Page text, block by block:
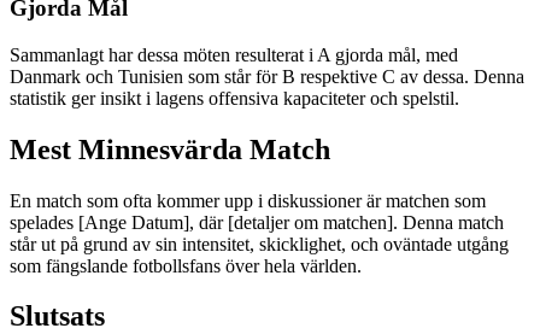
Gjorda Mål
Sammanlagt har dessa möten resulterat i A gjorda mål, med
Danmark och Tunisien som står för B respektive C av dessa. Denna
statistik ger insikt i lagens offensiva kapaciteter och spelstil.
Mest Minnesvärda Match
En match som ofta kommer upp i diskussioner är matchen som
spelades [Ange Datum], där [detaljer om matchen]. Denna match
står ut på grund av sin intensitet, skicklighet, och oväntade utgång
som fängslande fotbollsfans över hela världen.
Slutsats